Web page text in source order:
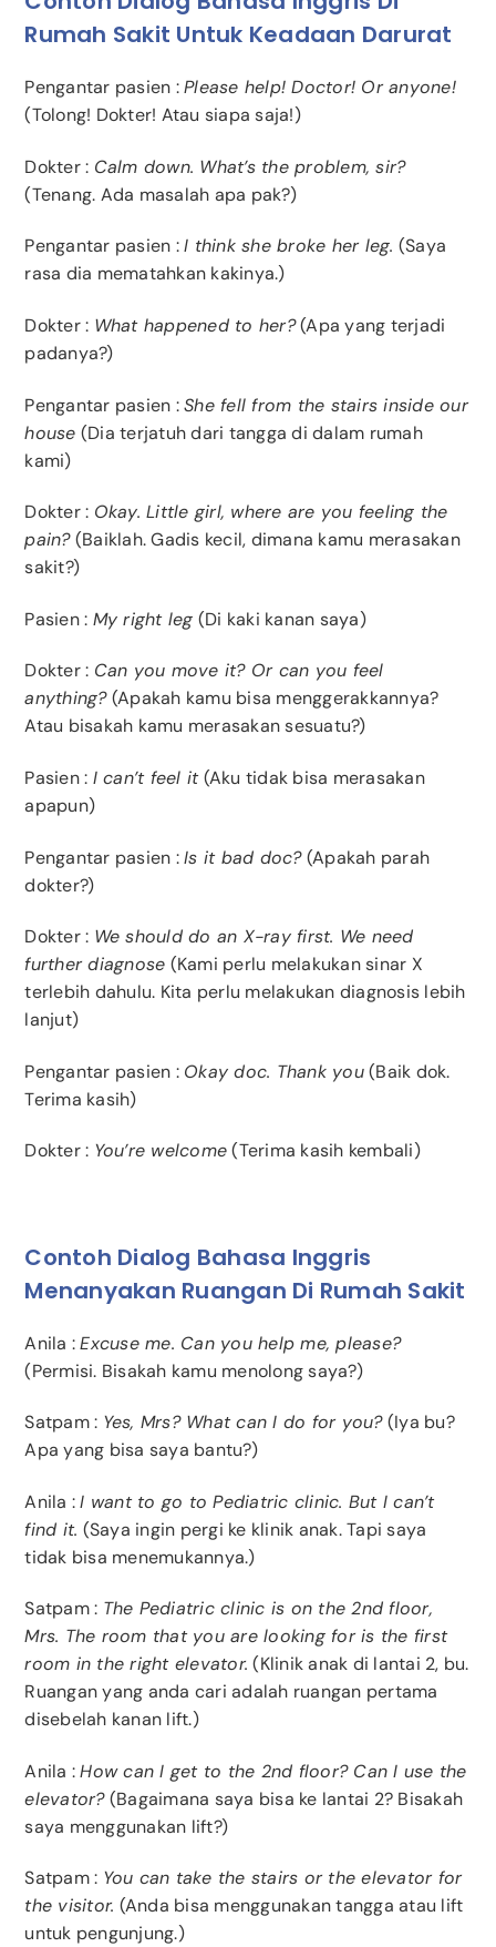
Rumah Sakit Untuk Keadaan Darurat
Pengantar pasien :Please help! Doctor! Or anyone!
(Tolong! Dokter! Atau siapa saja!)
Dokter : Calm down. What’s the problem, sir?
(Tenang. Ada masalah apa pak?)
Pengantar pasien :I think she broke her leg. (Saya
rasa dia mematahkan kakinya.)
Dokter : What happened to her?(Apa yang terjadi
padanya?)
Pengantar pasien :She fell from the stairs inside our
house (Dia terjatuh dari tangga di dalam rumah
kami)
Dokter : Okay. Little girl, where are you feeling the
pain?(Baiklah. Gadis kecil, dimana kamu merasakan
sakit?)
Pasien : My right leg (Di kaki kanan saya)
Dokter : Can you move it? Or can you feel
anything?(Apakah kamu bisa menggerakkannya?
Atau bisakah kamu merasakan sesuatu?)
Pasien : I can’t feel it(Aku tidak bisa merasakan
apapun)
Pengantar pasien :Is it bad doc?(Apakah parah
dokter?)
Dokter : We should do an X-ray first. We need
further diagnose (Kami perlu melakukan sinar X
terlebih dahulu. Kita perlu melakukan diagnosis lebih
lanjut)
Pengantar pasien : Okay doc. Thank you(Baik dok.
Terima kasih)
Dokter : You’re welcome(Terima kasih kembali)
Contoh Dialog Bahasa Inggris
Menanyakan Ruangan Di Rumah Sakit
Anila :Excuse me. Can you help me, please?
(Permisi. Bisakah kamu menolong saya?)
Satpam : Yes, Mrs? What can I do for you?(Iya bu?
Apa yang bisa saya bantu?)
Anila :I want to go to Pediatric clinic. But I can’t
find it. (Saya ingin pergi ke klinik anak. Tapi saya
tidak bisa menemukannya.)
Satpam : The Pediatric clinic is on the 2nd floor,
Mrs. The room that you are looking for is the first
room in the right elevator. (Klinik anak di lantai 2, bu.
Ruangan yang anda cari adalah ruangan pertama
disebelah kanan lift.)
Anila :How can I get to the 2nd floor? Can I use the
elevator?(Bagaimana saya bisa ke lantai 2? Bisakah
saya menggunakan lift?)
Satpam : You can take the stairs or the elevator for
the visitor. (Anda bisa menggunakan tangga atau lift
untuk pengunjung.)